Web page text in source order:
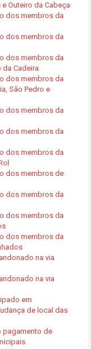
Outeiro da Cabeça
dos membros da
dos membros da
dos membros da
da Cadeira
dos membros da
São Pedro e
dos membros da
dos membros da
dos membros da
dos membros de
dos membros da
dos membros da
dos membros da
na via
na via
em
de local das
pagamento de